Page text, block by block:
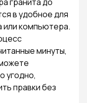
в удобное для
или компьютера.
минуты,
угодно,
правки без